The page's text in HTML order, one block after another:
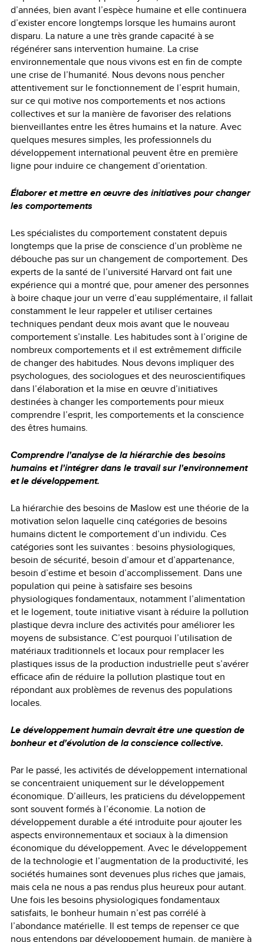
d’années, bien avant l’espèce humaine et elle continuera
d’exister encore longtemps lorsque les humains auront
disparu. La nature a une très grande capacité à se
régénérer sans intervention humaine. La crise
environnementale que nous vivons est en fin de compte
une crise de l’humanité. Nous devons nous pencher
attentivement sur le fonctionnement de l’esprit humain,
sur ce qui motive nos comportements et nos actions
collectives et sur la manière de favoriser des relations
bienveillantes entre les êtres humains et la nature. Avec
quelques mesures simples, les professionnels du
développement international peuvent être en première
ligne pour induire ce changement d’orientation.
Élaborer et mettre en œuvre des initiatives pour changer
les comportements
Les spécialistes du comportement constatent depuis
longtemps que la prise de conscience d’un problème ne
débouche pas sur un changement de comportement. Des
experts de la santé de l’université Harvard ont fait une
expérience qui a montré que, pour amener des personnes
à boire chaque jour un verre d’eau supplémentaire, il fallait
constamment le leur rappeler et utiliser certaines
techniques pendant deux mois avant que le nouveau
comportement s’installe. Les habitudes sont à l’origine de
nombreux comportements et il est extrêmement difficile
de changer des habitudes. Nous devons impliquer des
psychologues, des sociologues et des neuroscientifiques
dans l’élaboration et la mise en œuvre d’initiatives
destinées à changer les comportements pour mieux
comprendre l’esprit, les comportements et la conscience
des êtres humains.
Comprendre l'analyse de la hiérarchie des besoins
humains et l'intégrer dans le travail sur l'environnement
et le développement.
La hiérarchie des besoins de Maslow est une théorie de la
motivation selon laquelle cinq catégories de besoins
humains dictent le comportement d’un individu. Ces
catégories sont les suivantes : besoins physiologiques,
besoin de sécurité, besoin d’amour et d’appartenance,
besoin d’estime et besoin d’accomplissement. Dans une
population qui peine à satisfaire ses besoins
physiologiques fondamentaux, notamment l’alimentation
et le logement, toute initiative visant à réduire la pollution
plastique devra inclure des activités pour améliorer les
moyens de subsistance. C’est pourquoi l’utilisation de
matériaux traditionnels et locaux pour remplacer les
plastiques issus de la production industrielle peut s’avérer
efficace afin de réduire la pollution plastique tout en
répondant aux problèmes de revenus des populations
locales.
Le développement humain devrait être une question de
bonheur et d'évolution de la conscience collective.
Par le passé, les activités de développement international
se concentraient uniquement sur le développement
économique. D’ailleurs, les praticiens du développement
sont souvent formés à l’économie. La notion de
développement durable a été introduite pour ajouter les
aspects environnementaux et sociaux à la dimension
économique du développement. Avec le développement
de la technologie et l’augmentation de la productivité, les
sociétés humaines sont devenues plus riches que jamais,
mais cela ne nous a pas rendus plus heureux pour autant.
Une fois les besoins physiologiques fondamentaux
satisfaits, le bonheur humain n’est pas corrélé à
l’abondance matérielle. Il est temps de repenser ce que
nous entendons par développement humain, de manière à